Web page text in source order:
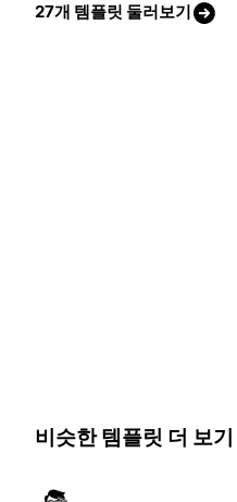
27개 템플릿 둘러보기
비슷한 템플릿 더 보기